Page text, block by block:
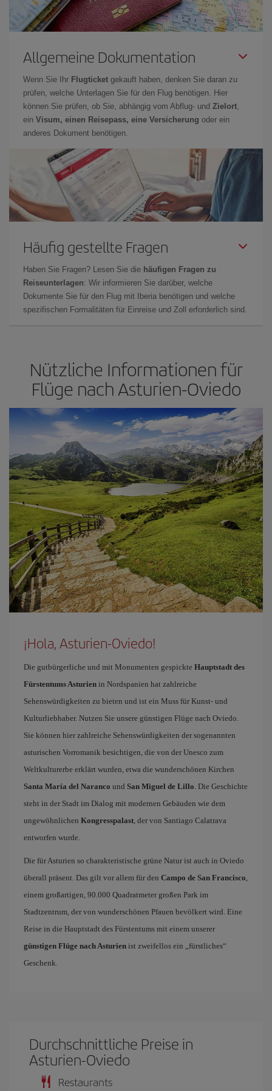
Allgemeine Dokumentation
Wenn Sie Ihr Flugticket gekauft haben, denken Sie daran zu
prüfen, welche Unterlagen Sie für den Flug benötigen. Hier
können Sie prüfen, ob Sie, abhängig vom Abflug- und Zielort,
ein Visum, einen Reisepass, eine Versicherung oder ein
anderes Dokument benötigen.
Häufig gestellte Fragen
Haben Sie Fragen? Lesen Sie die häufigen Fragen zu
Reiseunterlagen: Wir informieren Sie darüber, welche
Dokumente Sie für den Flug mit Iberia benötigen und welche
spezifischen Formalitäten für Einreise und Zoll erforderlich sind.
Nützliche Informationen für
Flüge nach Asturien-Oviedo
¡Hola, Asturien-Oviedo!
Die gutbürgerliche und mit Monumenten gespickte Hauptstadt des
Fürstentums Asturien in Nordspanien hat zahlreiche
Sehenswürdigkeiten zu bieten und ist ein Muss für Kunst- und
Kulturliebhaber. Nutzen Sie unsere günstigen Flüge nach Oviedo.
Sie können hier zahlreiche Sehenswürdigkeiten der sogenannten
asturischen Vorromanik besichtigen, die von der Unesco zum
Weltkulturerbe erklärt wurden, etwa die wunderschönen Kirchen
Santa María del Naranco und San Miguel de Lillo. Die Geschichte
steht in der Stadt im Dialog mit modernen Gebäuden wie dem
ungewöhnlichen Kongresspalast, der von Santiago Calatrava
entworfen wurde.
Die für Asturien so charakteristische grüne Natur ist auch in Oviedo
überall präsent. Das gilt vor allem für den Campo de San Francisco,
einem großartigen, 90.000 Quadratmeter großen Park im
Stadtzentrum, der von wunderschönen Pfauen bevölkert wird. Eine
Reise in die Hauptstadt des Fürstentums mit einem unserer
günstigen Flüge nach Asturien ist zweifellos ein „fürstliches“
Geschenk.
Durchschnittliche Preise in
Asturien-Oviedo
Restaurants